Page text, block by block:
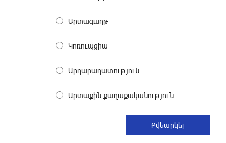
«Давидбекских играх»:
Кругом война. А вас вводят в
18 дней назад
Արտագաղթ
Կոռուպցիա
Արդարադատություն
Արտաքին քաղաքականություն